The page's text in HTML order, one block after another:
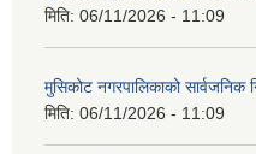
मिति: 06/11/2026 - 11:09
मुसिकोट नगरपालिकाको सार्वजनिक
मिति: 06/11/2026 - 11:09